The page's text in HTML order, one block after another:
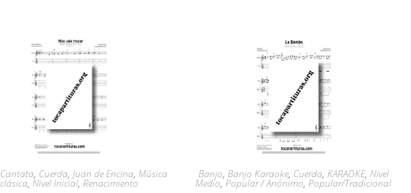
Cantata, Cuerda, Juan de Encina, Música
clásica, Nivel Inicial, Renacimiento
Banjo, Banjo Karaoke, Cuerda, KARAOKE, Nivel
Medio,Popular / Anónimo,Popular/Tradicional